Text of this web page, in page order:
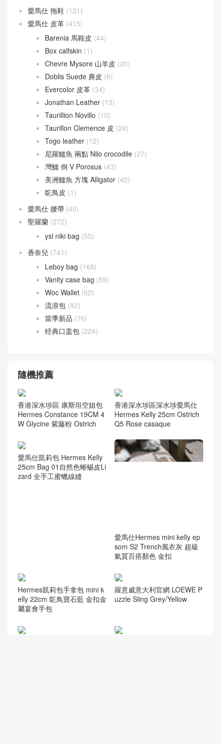
愛馬仕 拖鞋 (121)
愛馬仕 皮革 (415)
Barenia 馬鞍皮 (44)
Box calfskin (1)
Chevre Mysore 山羊皮 (20)
Doblis Suede 麂皮 (6)
Evercolor 皮革 (34)
Jonathan Leather (13)
Taurillion Novillo (10)
Taurillon Clemence 皮 (24)
Togo leather (12)
尼羅鱷魚 兩點 Nilo crocodile (27)
灣鱷 倒 V Porosus (43)
美洲鱷魚 方塊 Alligator (42)
鴕鳥皮 (1)
愛馬仕 腰帶 (40)
聖羅蘭 (272)
ysl niki bag (55)
香奈兒 (741)
Leboy bag (168)
Vanity case bag (59)
Woc Wallet (62)
流浪包 (82)
當季新品 (76)
经典口盖包 (224)
隨機推薦
香港深水埗區 康斯坦空姐包
Hermes Constance 19CM 4
W Glycine 紫藤粉 Ostrich
香港深水埗區深水埗愛馬仕
Hermes Kelly 25cm Ostrich
Q5 Rose casaque
愛馬仕凱莉包 Hermes Kelly
25cm Bag 01自然色蜥蜴皮Li
zard 全手工蜜蠟線縫
愛馬仕Hermes mini kelly ep
som S2 Trench風衣灰 超級
氣質百搭顏色 金扣
Hermes凱莉包手拿包 mini k
elly 22cm 鴕鳥寶石藍 金扣金
屬宴會手包
羅意威意大利官網 LOEWE P
uzzle Sling Grey/Yellow